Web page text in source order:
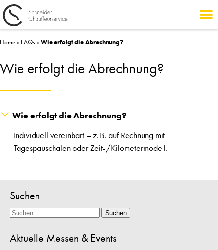
Home» FAQs» Wie erfolgt die Abrechnung?
Wie erfolgt die Abrechnung?
Wie erfolgt die Abrechnung?
Individuell vereinbart – z. B. auf Rechnung mit
Tagespauschalen oder Zeit-/Kilometermodell.
Suchen
Suche Suchen
Aktuelle Messen & Events